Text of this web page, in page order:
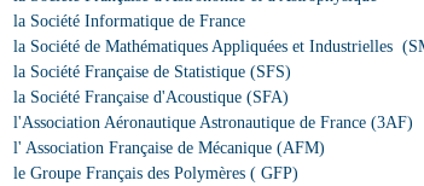
la Société Informatique de France
la Société de Mathématiques Appliquées et Industrielles
la Société Française de Statistique (SFS)
la Société Française d'Acoustique (SFA)
l'Association Aéronautique Astronautique de France (3AF)
l' Association Française de Mécanique (AFM)
le Groupe Français des Polymères ( GFP)